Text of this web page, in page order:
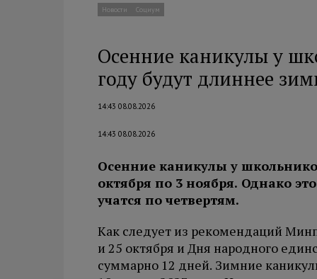
Новости Социум
Осенние каникулы у
году будут длиннее
14:43 08.08.2026
14:43 08.08.2026
Осенние каникулы у
октября по 3 ноября. Однако
учатся по четвертям.
Как следует из рекомендаций
и 25 октября и Дня народного
суммарно 12 дней. Зимние